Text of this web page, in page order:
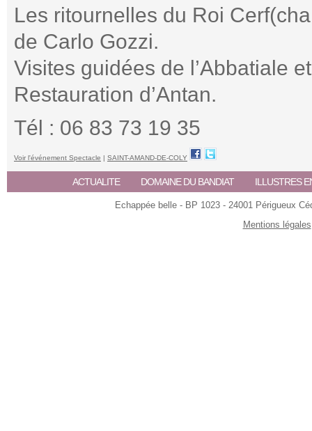
Les ritournelles du Roi
de Carlo Gozzi.
Visites guidées de l’Abbatiale
Restauration d’Antan.
Tél : 06 83 73 19 35
Voir l'événement Spectacle | SAINT-AMAND-DE-COLY
ACTUALITE DOMAINE DU BANDIAT ILLUSTRES
Echappée belle - BP 1023 - 24001 Périgueux
Mentions légales